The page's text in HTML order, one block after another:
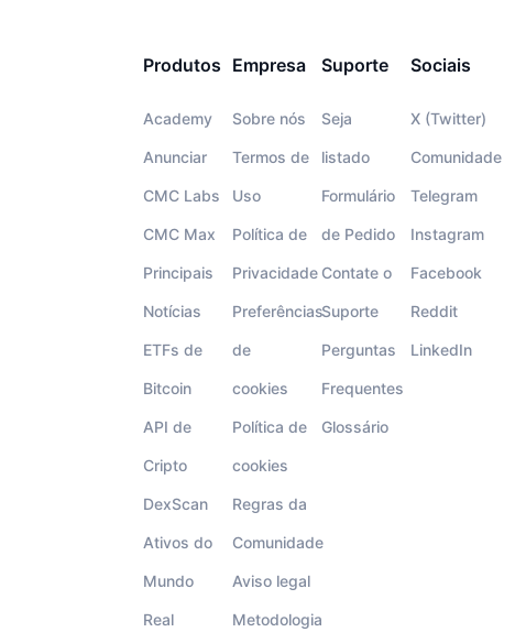
Produtos
Academy
Anunciar
CMC Labs
CMC Max
Principais
Notícias
ETFs de
Bitcoin
API de
Cripto
DexScan
Ativos do
Mundo
Real
Empresa
Sobre nós
Termos de
Uso
Política de
Privacidade
Preferências
de
cookies
Política de
cookies
Regras da
Comunidade
Aviso legal
Metodologia
Suporte
Seja
listado
Formulário
de Pedido
Contate o
Suporte
Perguntas
Frequentes
Glossário
Sociais
X (Twitter)
Comunidade
Telegram
Instagram
Facebook
Reddit
LinkedIn